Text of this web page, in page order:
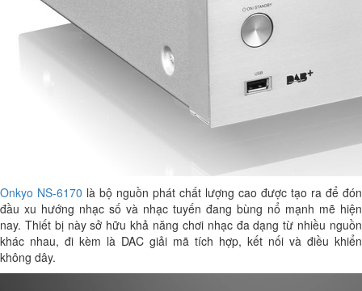
Onkyo NS-6170 là bộ nguồn phát chất lượng cao được tạo ra để đón
đầu xu hướng nhạc số và nhạc tuyến đang bùng nổ mạnh mẽ hiện
nay. Thiết bị này sở hữu khả năng chơi nhạc đa dạng từ nhiều nguồn
khác nhau, đi kèm là DAC giải mã tích hợp, kết nối và điều khiển
không dây.